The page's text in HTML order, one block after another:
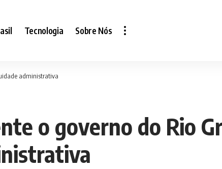
Tecnologia Sobre Nós
administrativa
o governo do Rio